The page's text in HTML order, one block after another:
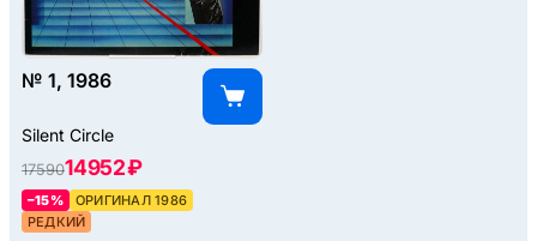
№ 1, 1986
Silent Circle
1759014952 ₽
–15%
ОРИГИНАЛ 1986
РЕДКИЙ